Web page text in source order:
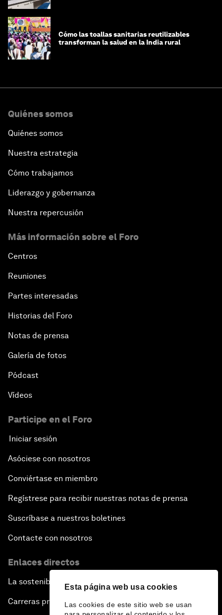
Esta página web usa cookies
Las cookies de este sitio web se usan
Cómo las toallas sanitarias reutilizables
transforman la salud en la India rural
Quiénes somos
Quiénes somos
Nuestra estrategia
Cómo trabajamos
Liderazgo y gobernanza
Nuestra repercusión
Más información sobre el Foro
Centros
Reuniones
Partes interesadas
Historias del Foro
Notas de prensa
Galería de fotos
Pódcast
Vídeos
Participe en el Foro
Iniciar sesión
Asóciese con nosotros
Conviértase en miembro
Regístrese para recibir nuestras notas de prensa
Suscríbase a nuestros boletines
Contacte con nosotros
Enlaces directos
La sostenibilidad en el Foro
Carreras profesionales